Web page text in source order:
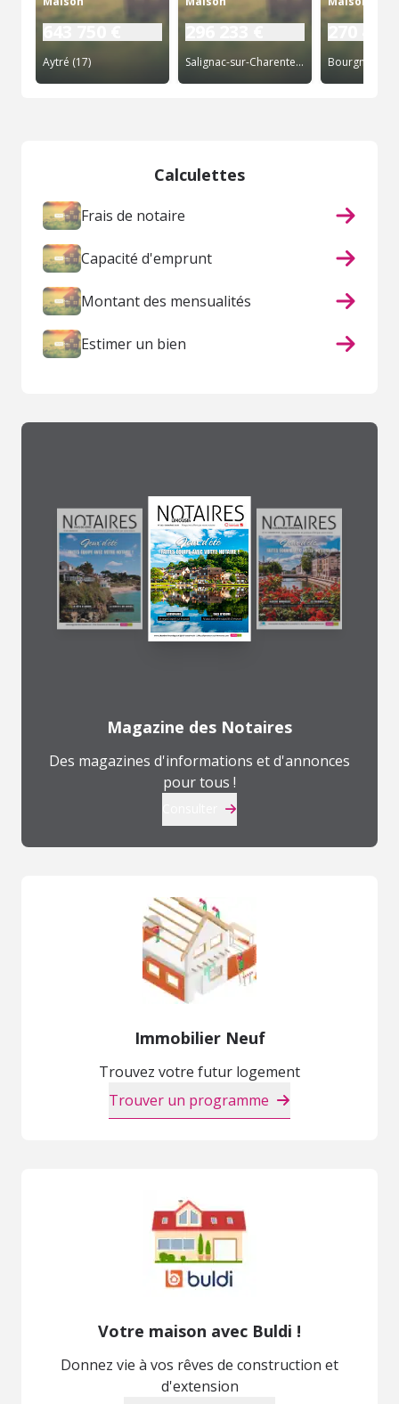
Aytré (17) Salignac-sur-Charente (17) Bourgneuf
Calculettes
Frais de notaire
Capacité d'emprunt
Montant des mensualités
Estimer un bien
Magazine des Notaires
Des magazines d'informations et d'annonces
pour tous !
Immobilier Neuf
Trouvez votre futur logement
Trouver un programme
Votre maison avec Buldi !
Donnez vie à vos rêves de construction et
d'extension